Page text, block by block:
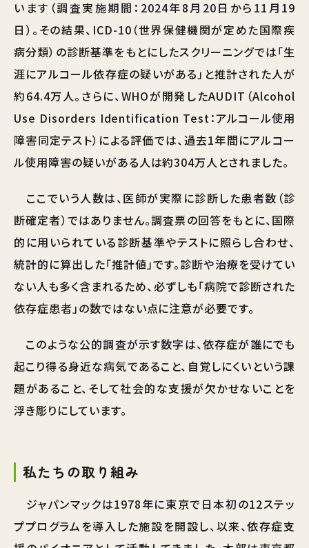
います（調査実施期間：2024年8月20日から11月19
日）。その結果、ICD-10（世界保健機関が定めた国際疾
病分類）の診断基準をもとにしたスクリーニングでは「生
涯にアルコール依存症の疑いがある」と推計された人が
約64.4万人。さらに、WHOが開発したAUDIT（Alcohol
Use Disorders Identification Test：アルコール使用
障害同定テスト）による評価では、過去1年間にアルコー
ル使用障害の疑いがある人は約304万人とされました。
ここでいう人数は、医師が実際に診断した患者数（診
断確定者）ではありません。調査票の回答をもとに、国際
的に用いられている診断基準やテストに照らし合わせ、
統計的に算出した「推計値」です。診断や治療を受けてい
ない人も多く含まれるため、必ずしも「病院で診断された
依存症患者」の数ではない点に注意が必要です。
このような公的調査が示す数字は、依存症が誰にでも
起こり得る身近な病気であること、自覚しにくいという課
題があること、そして社会的な支援が欠かせないことを
浮き彫りにしています。
私たちの取り組み
ジャパンマックは1978年に東京で日本初の12ステッ
ププログラムを導入した施設を開設し、以来、依存症支